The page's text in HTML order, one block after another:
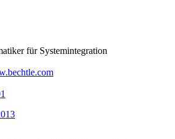
für Systemintegration